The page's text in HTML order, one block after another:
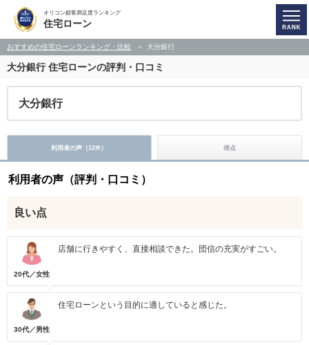
オリコン顧客満足度ランキング
住宅ローン
おすすめの住宅ローンランキング・比較 大分銀行
大分銀行住宅ローンの評判・口コミ
大分銀行
利用者の声（12件） 得点
利用者の声（評判・口コミ）
良い点
20代／女性
店舗に行きやすく、直接相談できた。団信の充実がすごい。
30代／男性
住宅ローンという目的に適していると感じた。